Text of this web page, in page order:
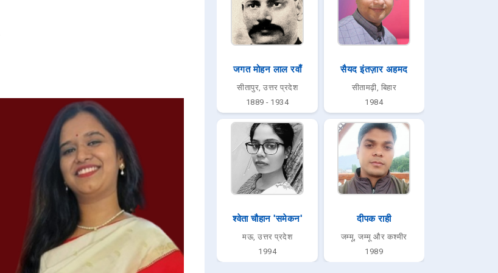
जगत मोहन लाल रवाँ
सीतापुर, उत्तर प्रदेश
1889 - 1934
सैयद इंतज़ार अहमद
सीतामढ़ी, बिहार
1984
श्वेता चौहान 'समेकन'
मऊ, उत्तर प्रदेश
1994
दीपक राही
जम्मू, जम्मू और कश्मीर
1989